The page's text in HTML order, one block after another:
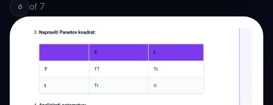
6 of 7